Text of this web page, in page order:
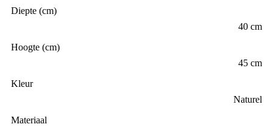
Diepte (cm)
40 cm
Hoogte (cm)
45 cm
Kleur
Naturel
Materiaal